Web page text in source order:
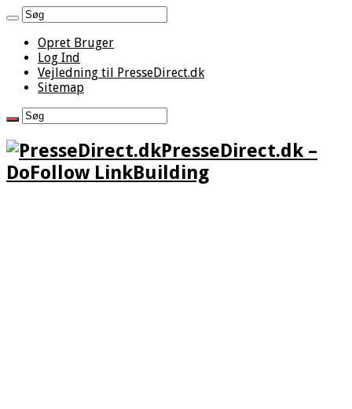
Opret Bruger
Log Ind
Vejledning til PresseDirect.dk
Sitemap
PresseDirect.dk –
DoFollow LinkBuilding